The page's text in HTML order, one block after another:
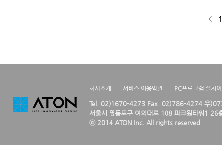
< 1
회사소개 서비스 이용약관 PC프로그램 설치
Tel. 02)1670-4273 Fax. 02)786-4274 우
서울시 영등포구 여의대로 108 파크원타워1 26
ⓒ 2014 ATON Inc. All rights reserved